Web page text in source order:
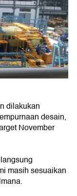
dilakukan
desain,
November
masih sesuaikan